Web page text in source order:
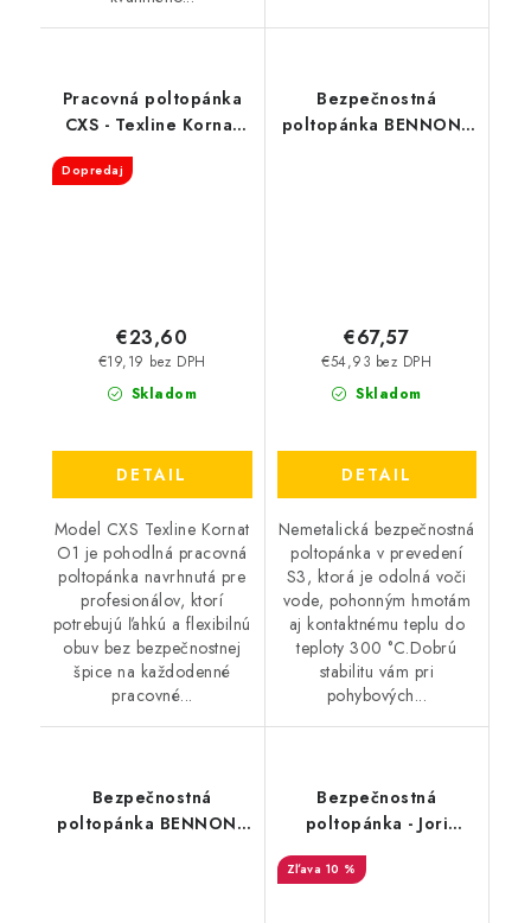
Pracovná poltopánka
CXS - Texline Kornat
Dopredaj
Skladom
€19,19 bez DPH
€23,60
DETAIL
Model CXS Texline Kornat
O1 je pohodlná pracovná
poltopánka navrhnutá pre
profesionálov, ktorí
potrebujú ľahkú a flexibilnú
obuv bez bezpečnostnej
špice na každodenné
pracovné...
Bezpečnostná
poltopánka BENNON -
Skladom
€54,93 bez DPH
€67,57
DETAIL
Nemetalická bezpečnostná
poltopánka v prevedení
S3, ktorá je odolná voči
vode, pohonným hmotám
aj kontaktnému teplu do
teploty 300 °C.Dobrú
stabilitu vám pri
pohybových...
Bezpečnostná
poltopánka BENNON -
Bezpečnostná
poltopánka - Jori
SPEEDY Low S1P ESD -
čierna - tyrkysová
10 %